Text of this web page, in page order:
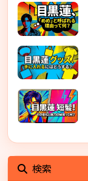
検索